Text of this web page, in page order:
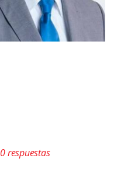
0 respuestas